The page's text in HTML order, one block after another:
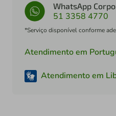
WhatsApp
51 3358 4770
*Serviço disponível conforme
Atendimento em
Atendimento em